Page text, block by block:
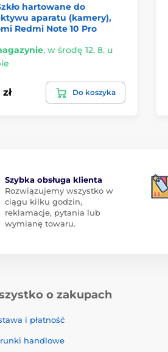
hartowane do
aparatu (kamery),
Redmi Note 10 Pro
, w środę 12. 8. u
Do koszyka
Szybka obsługa klienta
Rozwiązujemy wszystko w
ciągu kilku godzin,
reklamacje, pytania lub
wymianę towaru.
o zakupach
i płatność
handlowe